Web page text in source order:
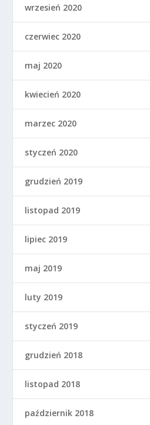
wrzesień 2020
czerwiec 2020
maj 2020
kwiecień 2020
marzec 2020
styczeń 2020
grudzień 2019
listopad 2019
lipiec 2019
maj 2019
luty 2019
styczeń 2019
grudzień 2018
listopad 2018
październik 2018